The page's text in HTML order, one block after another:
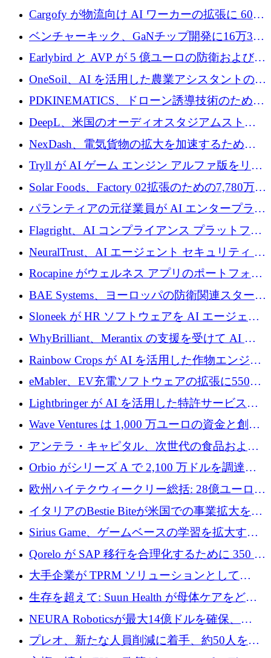
めに1,000万ユーロを調達
Cargofy が物流向け AI ワーカーの拡張に 600
万ドルを獲得
ベンチャーキック、GaNチップ開発に16万3千
ユーロでMinisaを支援
Earlybird と AVP が 5 億ユーロの防衛および二
重用途の成長基金である E2D を立ち上げる
OneSoil、AI を活用した農業アシスタントの拡
大に​​ 100 万ユーロを確保
PDKINEMATICS、ドローン誘導技術のために
200 万ユーロを調達
DeepL、米国のオーディオスタジアムストリ
ーミング事業Mixhaloを買収
NexDash、電気貨物の拡大を加速するために
EIT Urban Mobilityから250万ユーロを確保
Tryll が AI ゲーム エンジン アルファ版をリリ
ースし、60 万ドルのプレシード資金を確保
Solar Foods、Factory 02拡張のための7,780万ユ
ーロの資金調達パッケージを獲得
パランティアの元従業員が AI エンタープライ
ズ スタートアップの Conduct に 6,000 万ドル
を調達
Flagright、AI コンプライアンス プラットフォ
ームを拡張するためにシリーズ A で 1,250 万
ドルを確保
NeuralTrust、AI エージェント セキュリティ プ
ラットフォームの拡張に 2,000 万ドルを調達
Rocapine がウェルネス アプリのポートフォリ
オを拡大するためにシリーズ A で 1,300 万ド
ルを調達
BAE Systems、ヨーロッパの防衛関連スタート
アップの規模拡大を支援するために 5,000 万
ユーロの支援を開始
Sloneek が HR ソフトウェアを AI エージェン
トに変えるために 600 万ドルを調達
WhyBrilliant、Merantix の支援を受けて AI 求
人マッチングを拡大するために 100 万ユーロ
Rainbow Crops が AI を活用した作物エンジニ
アリングを拡張するために 970 万ユーロを調
eMabler、EV充電ソフトウェアの拡張に550万
ユーロを確保
Lightbringer が AI を活用した特許サービスを
拡大するために 1,000 万ドルを調達
Wave Ventures は 1,000 万ユーロの資金と創設
者補助金で 10 周年を迎える
アンテラ・キャピタル、次世代の食品および
アグリテクノロジーのイノベーションを支援
に到達
Orbio がシリーズ A で 2,100 万ドルを調達、
AI 労働力管理を世界の最前線の労働者に提供
欧州ハイテクウィークリー総括: 28億ユーロの
取引と5月のハイライト
イタリアのBestie Biteが米国での事業拡大を加
速するために150万ユーロを調達
Sirius Game、ゲームベースの学習を拡大する
ために 130 万ユーロの資金調達を完了
Qorelo が SAP 移行を合理化するために 350 万
ドルを調達
大手企業が TPRM ソリューションとして
Vanta を選択する理由
生存を超えて: Suun Health が母体ケアをどの
ように再考しているか
NEURA Roboticsが最大14億ドルを確保、
Bending Spoonsが米国IPOを申請、英国首相が
4億ポンドのチップ計画を発表
プレオ、新たな人員削減に着手、約50人を解